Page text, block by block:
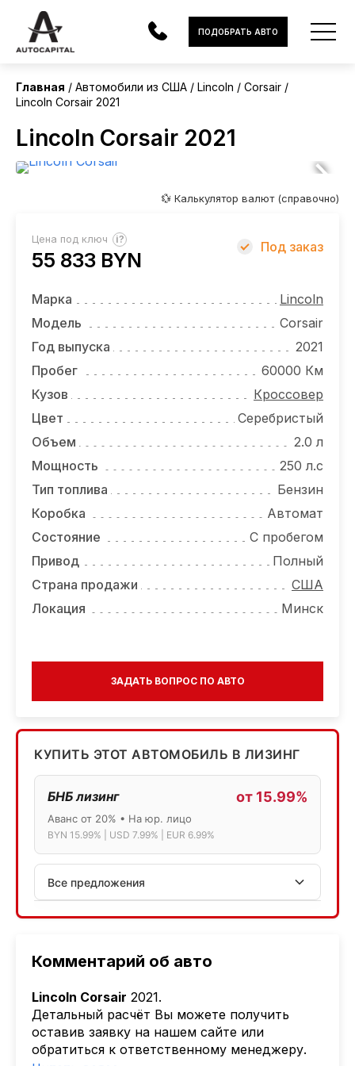
АВТОМОБИЛИ
ЭЛЕКТРОМОБИЛИ
УСЛУГИ
НОВОСТИ
ОТЗЫВЫ
ВАКАНСИИ
О КОМПАНИИ
КОНТАКТЫ
ПОДОБРАТЬ АВТО
Главная Автомобили из США Lincoln
Corsair
Lincoln Corsair 2021
Lincoln Corsair 2021
Комментарий об авто
Lincoln Corsair 2021.
Детальный расчёт Вы можете получить
оставив заявку на нашем сайте или
обратиться к ответственному менеджеру.
💱 Калькулятор валют (справочно)
Цена под ключ ?
55 833 BYN
Под заказ
Марка
Lincoln
Модель
Corsair
Год выпуска
2021
Пробег
60000 Км
Кузов
Кроссовер
Цвет
Серебристый
Объем
2.0 л
Мощность
250 л.с
Тип топлива
Бензин
Коробка
Автомат
Состояние
С пробегом
Привод
Полный
Страна продажи
США
Локация
Минск
ЗАДАТЬ ВОПРОС ПО АВТО
КУПИТЬ ЭТОТ АВТОМОБИЛЬ В ЛИЗИНГ
БНБ лизинг от 15.99%
Аванс от 20% • На юр. лицо
BYN 15.99% | USD 7.99% | EUR 6.99%
Все предложения
АСБ лизинг
Лизинг: BYN 17% | USD 7.99% | EUR 6.99%
Также доступен кредит "Проще простого" 18.9%
Активлизиг